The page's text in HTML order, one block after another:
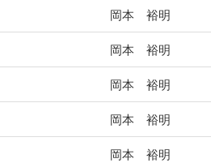
岡本 裕明
岡本 裕明
岡本 裕明
岡本 裕明
岡本 裕明